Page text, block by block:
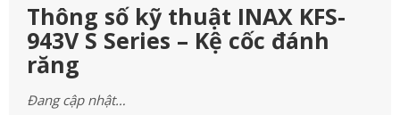
Thông số kỹ thuật INAX KFS-
943V S Series – Kệ cốc đánh
răng
Đang cập nhật…